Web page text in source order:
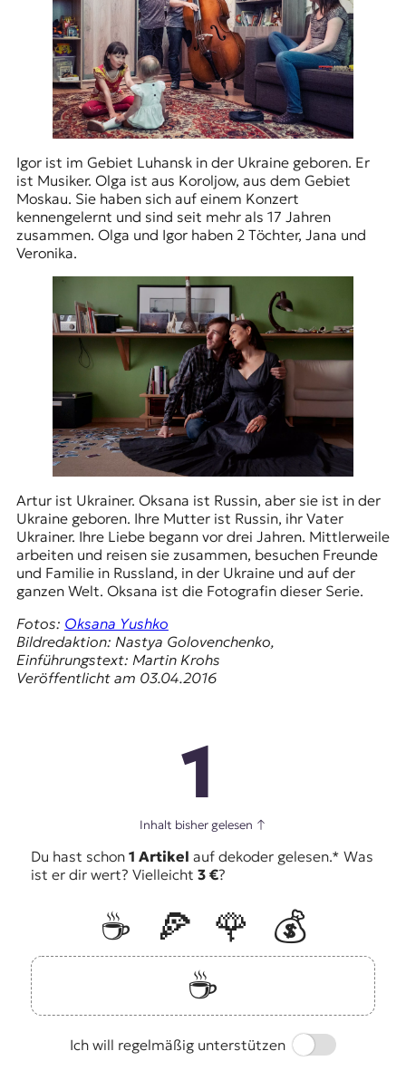
Igor ist im Gebiet Luhansk in der Ukraine geboren. Er
ist Musiker. Olga ist aus Koroljow, aus dem Gebiet
Moskau. Sie haben sich auf einem Konzert
kennengelernt und sind seit mehr als 17 Jahren
zusammen. Olga und Igor haben 2 Töchter, Jana und
Veronika.
Artur ist Ukrainer. Oksana ist Russin, aber sie ist in der
Ukraine geboren. Ihre Mutter ist Russin, ihr Vater
Ukrainer. Ihre Liebe begann vor drei Jahren. Mittlerweile
arbeiten und reisen sie zusammen, besuchen Freunde
und Familie in Russland, in der Ukraine und auf der
ganzen Welt. Oksana ist die Fotografin dieser Serie.
Fotos: Oksana Yushko
Bildredaktion: Nastya Golovenchenko,
Einführungstext: Martin Krohs
Veröffentlicht am 03.04.2016
1
Inhalt bisher gelesen ↑
Du hast schon 1 Artikel auf dekoder gelesen.* Was
ist er dir wert? Vielleicht 3 €?
☕️ 🍕 🌹
💰
☕️
Ich will regelmäßig unterstützen
Switch